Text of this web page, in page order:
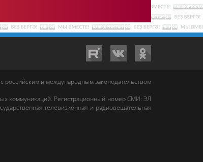
российским и международным законодательством
коммуникаций. Регистрационный номер СМИ: ЭЛ
телевизионная и радиовещательная